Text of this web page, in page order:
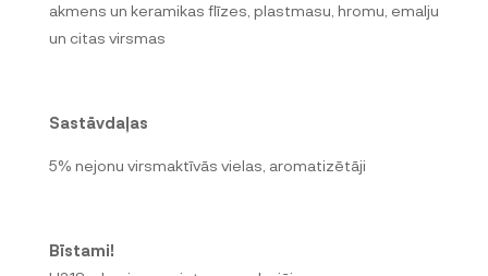
akmens un keramikas flīzes, plastmasu, hromu, emalju
un citas virsmas
Sastāvdaļas
5% nejonu virsmaktīvās vielas, aromatizētāji
Bīstami!